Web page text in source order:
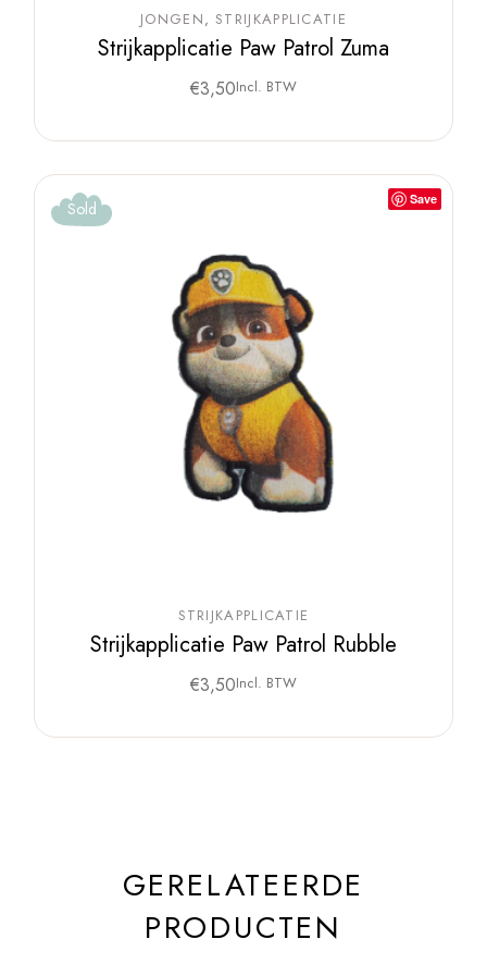
JONGEN STRIJKAPPLICATIE
Strijkapplicatie Paw Patrol Zuma
€3,50Incl. BTW
Save
Sold
STRIJKAPPLICATIE
Strijkapplicatie Paw Patrol Rubble
€3,50Incl. BTW
GERELATEERDE
PRODUCTEN